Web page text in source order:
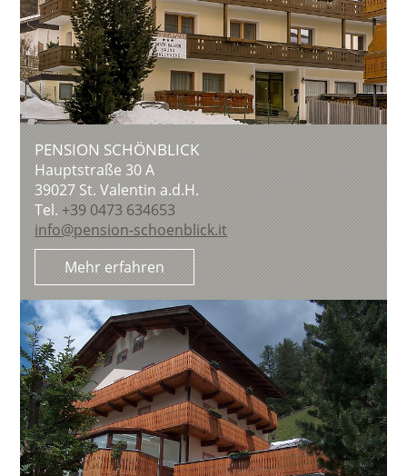
PENSION SCHÖNBLICK
Hauptstraße 30 A
39027St. Valentin a.d.H.
Tel.+39 0473 634653
info@pension-schoenblick.it
Mehr erfahren